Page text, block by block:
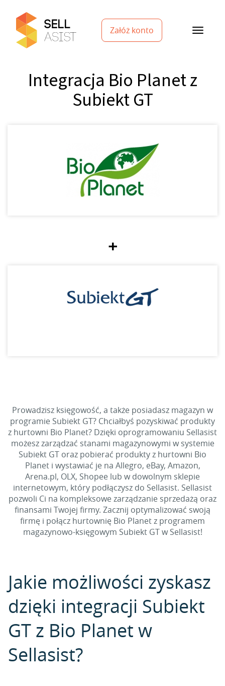
Załóż konto
Integracja Bio Planet z
Subiekt GT
+
Prowadzisz księgowość, a także posiadasz magazyn w
programie Subiekt GT? Chciałbyś pozyskiwać produkty
z hurtowni Bio Planet? Dzięki oprogramowaniu Sellasist
możesz zarządzać stanami magazynowymi w systemie
Subiekt GT oraz pobierać produkty z hurtowni Bio
Planet i wystawiać je na Allegro, eBay, Amazon,
Arena.pl, OLX, Shopee lub w dowolnym sklepie
internetowym, który podłączysz do Sellasist. Sellasist
pozwoli Ci na kompleksowe zarządzanie sprzedażą oraz
finansami Twojej firmy. Zacznij optymalizować swoją
firmę i połącz hurtownię Bio Planet z programem
magazynowo-księgowym Subiekt GT w Sellasist!
Jakie możliwości zyskasz
dzięki integracji Subiekt
GT z Bio Planet w
Sellasist?